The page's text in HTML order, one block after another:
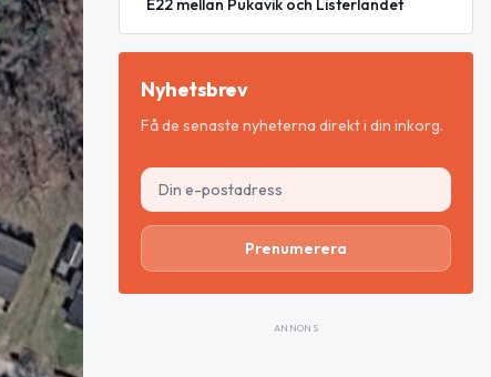
E22 mellan Pukavik och Listerlandet
Nyhetsbrev
Få de senaste nyheterna direkt i din inkorg.
Prenumerera
ANNONS